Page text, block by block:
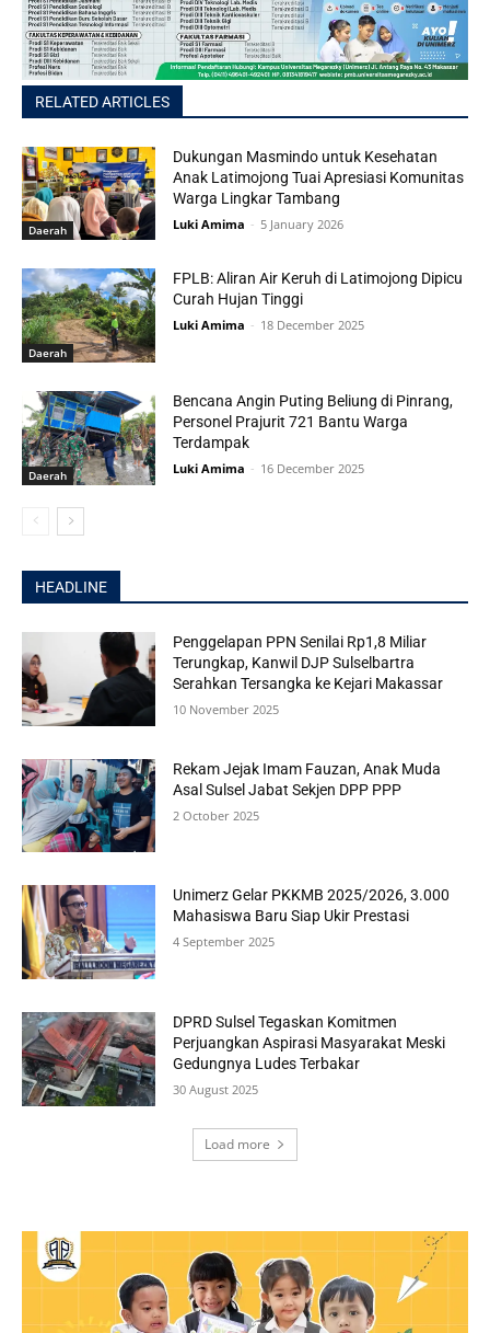
RELATED ARTICLES
Daerah
Dukungan Masmindo untuk Kesehatan
Anak Latimojong Tuai Apresiasi Komunitas
Warga Lingkar Tambang
Luki Amima - 5 January 2026
Daerah
FPLB: Aliran Air Keruh di Latimojong Dipicu
Curah Hujan Tinggi
Luki Amima - 18 December 2025
Daerah
Bencana Angin Puting Beliung di Pinrang,
Personel Prajurit 721 Bantu Warga
Terdampak
Luki Amima - 16 December 2025
HEADLINE
Penggelapan PPN Senilai Rp1,8 Miliar
Terungkap, Kanwil DJP Sulselbartra
Serahkan Tersangka ke Kejari Makassar
10 November 2025
Rekam Jejak Imam Fauzan, Anak Muda
Asal Sulsel Jabat Sekjen DPP PPP
2 October 2025
Unimerz Gelar PKKMB 2025/2026, 3.000
Mahasiswa Baru Siap Ukir Prestasi
4 September 2025
DPRD Sulsel Tegaskan Komitmen
Perjuangkan Aspirasi Masyarakat Meski
Gedungnya Ludes Terbakar
30 August 2025
Load more